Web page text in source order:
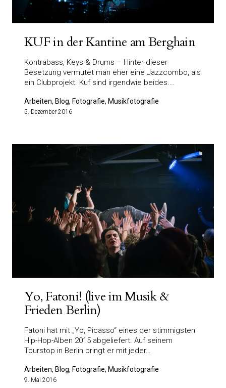
KUF in der Kantine am Berghain
Kontrabass, Keys & Drums – Hinter dieser
Besetzung vermutet man eher eine Jazzcombo, als
ein Clubprojekt. Kuf sind irgendwie beides.…
Arbeiten, Blog, Fotografie, Musikfotografie
5. Dezember 2016
Yo, Fatoni! (live im Musik &
Frieden Berlin)
Fatoni hat mit „Yo, Picasso“ eines der stimmigsten
Hip-Hop-Alben 2015 abgeliefert. Auf seinem
Tourstop in Berlin bringt er mit jeder…
Arbeiten, Blog, Fotografie, Musikfotografie
9. Mai 2016